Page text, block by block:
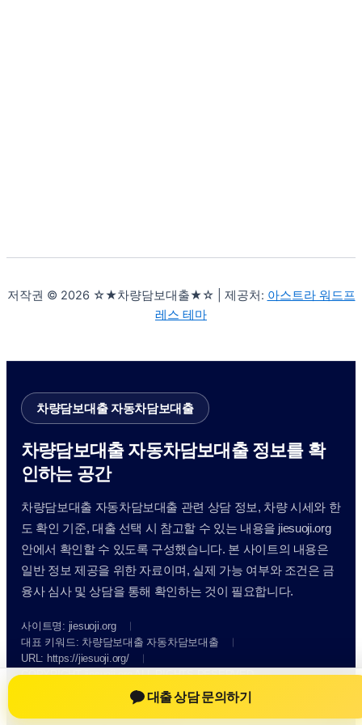
저작권 © 2026 ☆★차량담보대출★☆ | 제공처: 아스트라 워드프
레스 테마
차량담보대출 자동차담보대출
차량담보대출 자동차담보대출 정보를 확
인하는 공간
차량담보대출 자동차담보대출 관련 상담 정보, 차량 시세와 한
도 확인 기준, 대출 선택 시 참고할 수 있는 내용을 jiesuoji.org
안에서 확인할 수 있도록 구성했습니다. 본 사이트의 내용은
일반 정보 제공을 위한 자료이며, 실제 가능 여부와 조건은 금
융사 심사 및 상담을 통해 확인하는 것이 필요합니다.
사이트명: jiesuoji.org
대표 키워드: 차량담보대출 자동차담보대출
URL: https://jiesuoji.org/
COPYRIGHT jiesuoji.org ALL RIGHTS RESERVED
대출 상담 문의하기